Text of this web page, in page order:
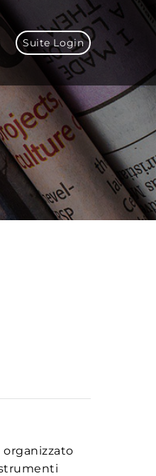
Suite Login
organizzato